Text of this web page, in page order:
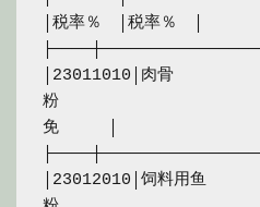
│税率％　│税率％　│
│23011010│肉骨
粉　　　　　　　　　　　　
免　　　│
│23012010│饲料用鱼